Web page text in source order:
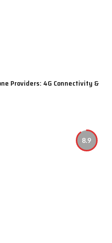
Providers: 4G Connectivity &
8.9